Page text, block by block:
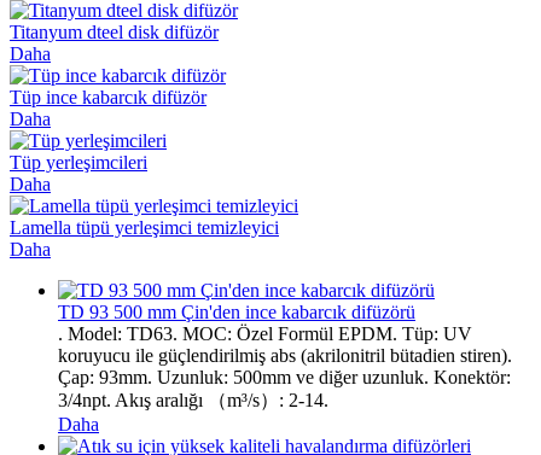
Titanyum dteel disk difüzör
Daha
Tüp ince kabarcık difüzör
Daha
Tüp yerleşimcileri
Daha
Lamella tüpü yerleşimci temizleyici
Daha
TD 93 500 mm Çin'den ince kabarcık difüzörü
. Model: TD63. MOC: Özel Formül EPDM. Tüp: UV
koruyucu ile güçlendirilmiş abs (akrilonitril bütadien stiren).
Çap: 93mm. Uzunluk: 500mm ve diğer uzunluk. Konektör:
3/4npt. Akış aralığı （m³/s）: 2-14.
Daha